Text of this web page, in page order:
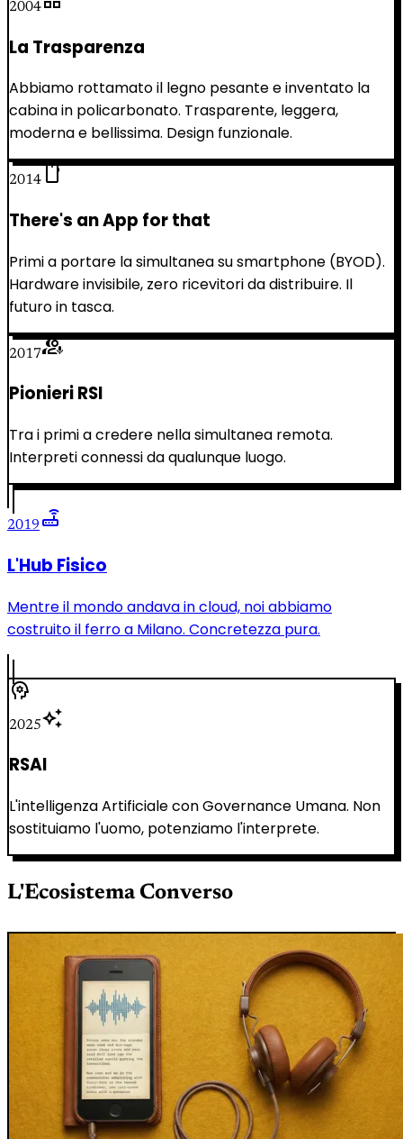
2004
La Trasparenza
Abbiamo rottamato il legno pesante e inventato la
cabina in policarbonato. Trasparente, leggera,
moderna e bellissima. Design funzionale.
2014smartphone
There's an App for that
Primi a portare la simultanea su smartphone (BYOD).
Hardware invisibile, zero ricevitori da distribuire. Il
futuro in tasca.
2017interpreter_mode
Pionieri RSI
Tra i primi a credere nella simultanea remota.
Interpreti connessi da qualunque luogo.
2019 router
L'Hub Fisico
Mentre il mondo andava in cloud, noi abbiamo
costruito il ferro a Milano. Concretezza pura.
psychology
2025auto_awesome
RSAI
L'intelligenza Artificiale con Governance Umana. Non
sostituiamo l'uomo, potenziamo l'interprete.
L'Ecosistema Converso